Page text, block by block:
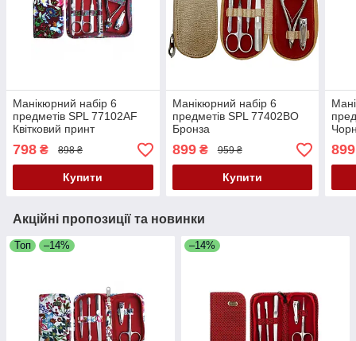
Манікюрний набір 6
предметів SPL 77102AF
Квітковий принт
798 ₴ 898 ₴
Купити
Манікюрний набір 6
предметів SPL 77402BO
Бронза
899₴ 959 ₴
Купити
899
Акційні пропозиції та новинки
Топ –14% –14%